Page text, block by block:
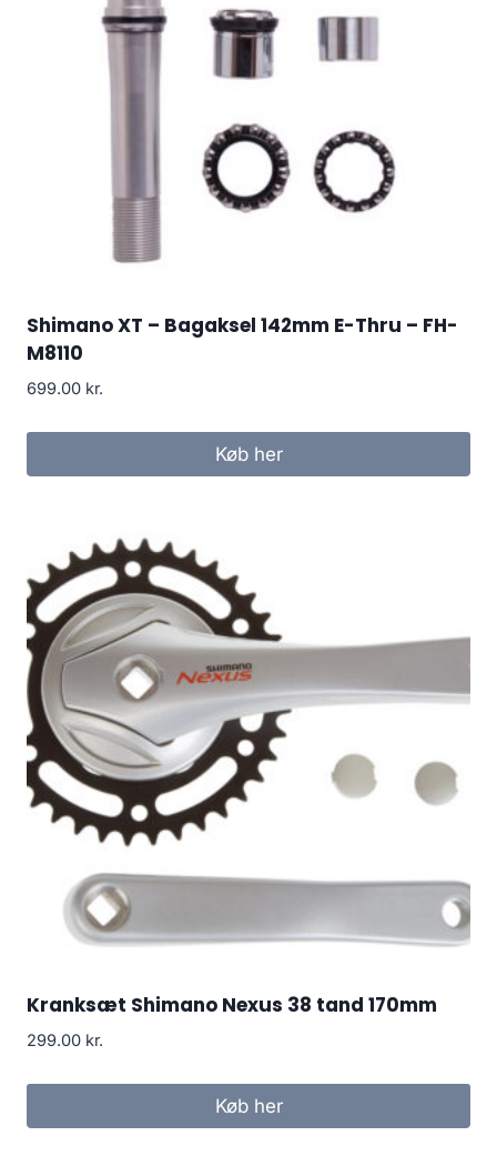
Shimano XT – Bagaksel 142mm E-Thru – FH-
M8110
699.00 kr.
Køb her
Kranksæt Shimano Nexus 38 tand 170mm
299.00 kr.
Køb her